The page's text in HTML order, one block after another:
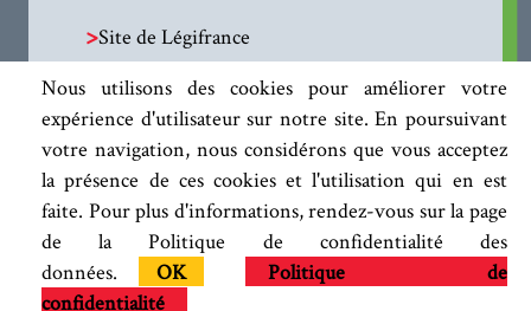
Nous utilisons des cookies pour améliorer votre
expérience d'utilisateur sur notre site. En poursuivant
votre navigation, nous considérons que vous acceptez
la présence de ces cookies et l'utilisation qui en est
faite. Pour plus d'informations, rendez-vous sur la page
de la Politique de confidentialité des
données.
OK
Politique de
confidentialité
>Site de Légifrance